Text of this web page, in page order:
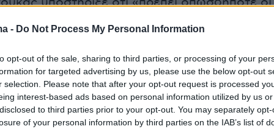
- Do Not Process My Personal Information
opt-out of the sale, sharing to third parties, or processing of your
for targeted advertising by us, please use the below opt-out
selection. Please note that after your opt-out request is processed
interest-based ads based on personal information utilized by us
to third parties prior to your opt-out. You may separately
of your personal information by third parties on the IAB’s list of
βάρος», φέρνοντας ως παράδειγμα τη
μερισμάτων. Όπως είπε, «1.500 ΑΦΜ
ευρώ» και τα εισοδήματα αυτά «δεν
από επιχειρηματική δραστηριότητα ούτε
αλλά «από μερίσματα».